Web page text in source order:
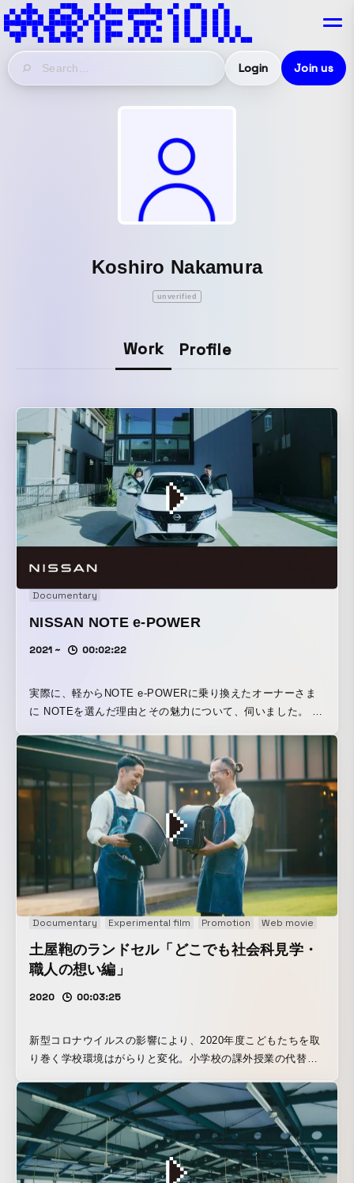
Login Join us
Koshiro Nakamura
unverified
Work Profile
Documentary
NISSAN NOTE e-POWER
2021 ~ 00:02:22
実際に、軽からNOTE e-POWERに乗り換えたオーナーさま
に NOTEを選んだ理由とその魅力について、伺いました。 オ
手」とは。
Documentary Experimental film Promotion Web movie
土屋鞄のランドセル「どこでも社会科見学・
職人の想い編」
2020 00:03:25
新型コロナウイルスの影響により、2020年度こどもたちを取
り巻く学校環境はがらりと変化。小学校の課外授業の代替と
葉を通して、ランドセルをつくる時に工夫している点や、小
学生へのメッセージをご紹介します。